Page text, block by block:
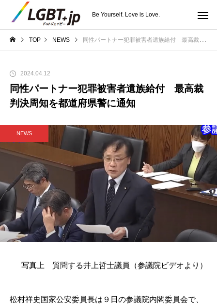
Be Yourself. Love is Love.
TOP NEWS 同性パートナー犯罪被害者遺族給付 最高裁判決周知を都道府県警に通知
2024.04.12
同性パートナー犯罪被害者遺族給付 最高裁
判決周知を都道府県警に通知
NEWS
写真上 質問する井上哲士議員（参議院ビデオより）
松村祥史国家公安委員長は９日の参議院内閣委員会で、